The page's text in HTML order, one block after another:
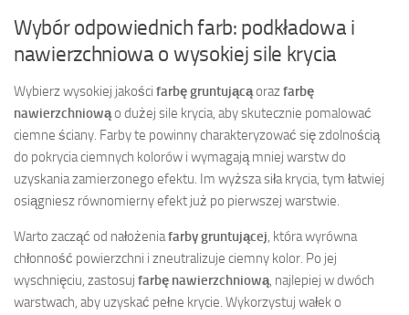
Wybór odpowiednich farb: podkładowa i
nawierzchniowa o wysokiej sile krycia
Wybierz wysokiej jakości farbę gruntującąorazfarbę
nawierzchniowąo dużej sile krycia, aby skutecznie pomalować
ciemne ściany. Farby te powinny charakteryzować się zdolnością
do pokrycia ciemnych kolorów i wymagają mniej warstw do
uzyskania zamierzonego efektu. Im wyższa siła krycia, tym łatwiej
osiągniesz równomierny efekt już po pierwszej warstwie.
Warto zacząć od nałożeniafarby gruntującej, która wyrówna
chłonność powierzchni i zneutralizuje ciemny kolor. Po jej
wyschnięciu, zastosuj farbę nawierzchniową, najlepiej w dwóch
warstwach, aby uzyskać pełne krycie. Wykorzystuj wałek o